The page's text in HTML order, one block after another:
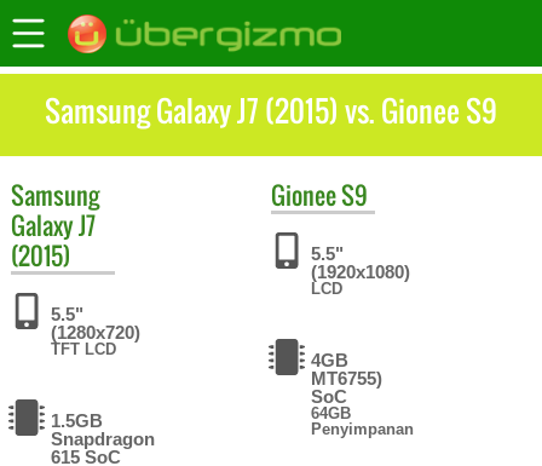
Samsung Galaxy J7 (2015) vs. Gionee S9
Samsung
Galaxy J7
(2015)
5.5"
(1280x720)
TFT LCD
1.5GB
Snapdragon
615 SoC
GioneeS9
5.5"
(1920x1080)
LCD
4GB
MT6755)
SoC
64GB
Penyimpanan